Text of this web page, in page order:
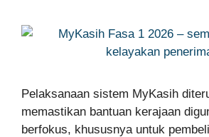
Pelaksanaan sistem MyKasih
memastikan bantuan kerajaan
berfokus, khususnya untuk